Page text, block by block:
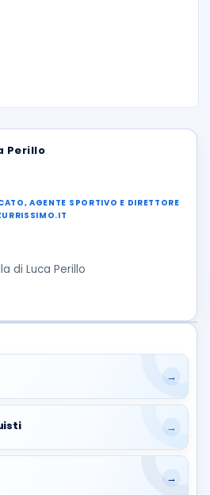
Perillo
AGENTE SPORTIVO E DIRETTORE
di Luca Perillo
→
→
→